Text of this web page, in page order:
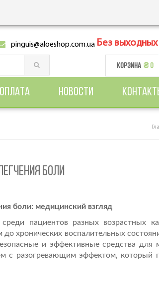
pinguis@aloeshop.com.ua Без выходных
КОРЗИНА ₴ 0
НОВОСТИ
БОЛИ
боли: медицинский взгляд
пациентов разных возрастных
хронических воспалительных
и эффективные средства для
с разогревающим эффектом, который